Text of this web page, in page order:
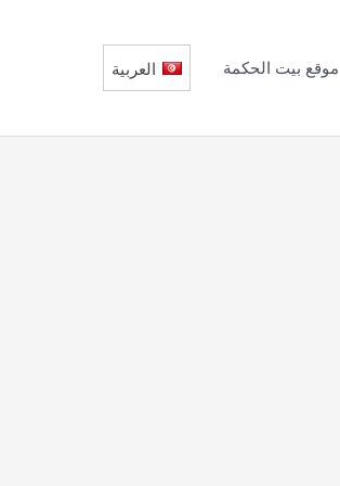
موقع بيت الحكمة العربية